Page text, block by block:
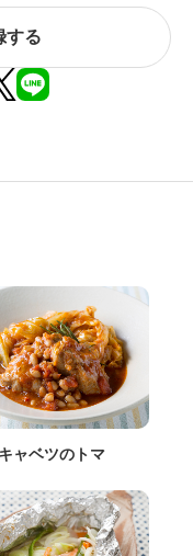
する
ャベツのトマ